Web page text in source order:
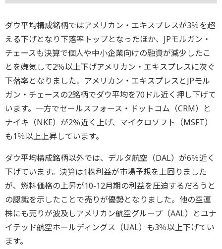
ダウ平均構成銘柄ではアメリカン・エキスプレスが3％を超
える下げとなり下落率トップとなったほか、JPモルガン・
チェースも決算で個人や中小企業向けの融資が減少したこ
とを嫌気して2％以上下げアメリカン・エキスプレスに次ぐ
下落率となりました。アメリカン・エキスプレスとJPモル
ガン・チェースの2銘柄でダウ平均を70ドル近く押し下げて
います。一方でセールスフォース・ドットコム（CRM）と
ナイキ（NKE）が2％近く上げ、マイクロソフト（MSFT）
も1％以上上昇しています。
ダウ平均構成銘柄以外では、デルタ航空（DAL）が6％近く
下げています。決算は1株利益が市場予想を上回りました
が、燃料価格の上昇が10-12月期の利益を圧迫するだろうと
の認識を示したことで売りが優勢となりました。他の空運
株にも売りが波及しアメリカン航空グループ（AAL）とユナ
イテッド航空ホールディングス（UAL）も3％以上下げてい
ます。